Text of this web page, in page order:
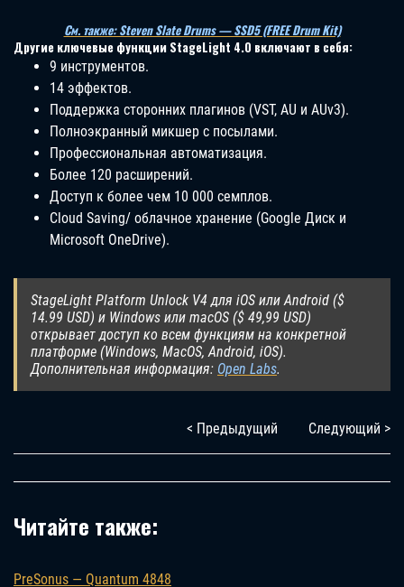
См. также: Steven Slate Drums — SSD5 (FREE Drum Kit)
Другие ключевые функции StageLight 4.0 включают в себя:
9 инструментов.
14 эффектов.
Поддержка сторонних плагинов (VST, AU и AUv3).
Полноэкранный микшер с посылами.
Профессиональная автоматизация.
Более 120 расширений.
Доступ к более чем 10 000 семплов.
Cloud Saving/ облачное хранение (Google Диск и
Microsoft OneDrive).
StageLight Platform Unlock V4 для iOS или Android ($
14.99 USD) и Windows или macOS ($ 49,99 USD)
открывает доступ ко всем функциям на конкретной
платформе (Windows, MacOS, Android, iOS).
Дополнительная информация: Open Labs.
< Предыдущий Следующий >
Читайте также:
PreSonus — Quantum 4848